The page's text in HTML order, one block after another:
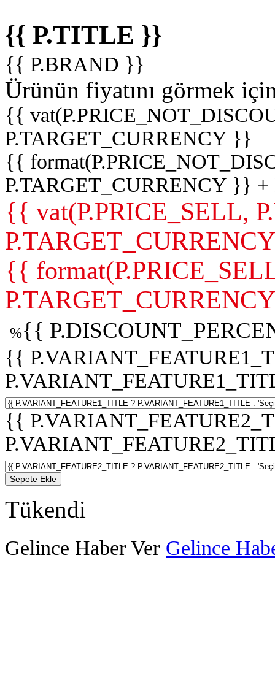
{{ P.TITLE }}
{{ P.BRAND }}
Ürünün fiyatını görmek
{{
P.TARGET_CURRENCY }}
{{
P.TARGET_CURRENCY }}
{{ vat(P.PRICE_SELL,
{{
%{{
{{
{{
Sepete Ekle
Tükendi
Gelince Haber Ver Gelince